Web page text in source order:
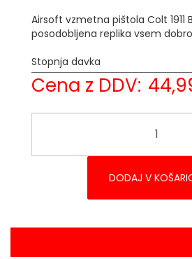
Airsoft vzmetna pištola Colt 1911
posodobljena replika vsem dobro
Stopnja davka
Cena z DDV:
DODAJ V